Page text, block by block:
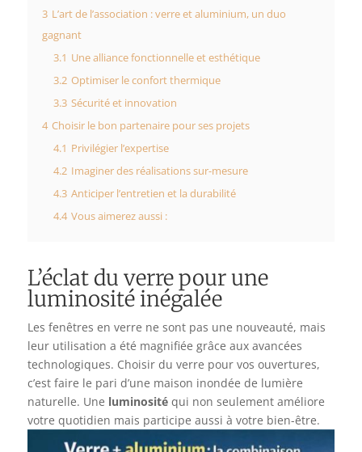
3 L’art de l’association : verre et aluminium, un duo
gagnant
3.1 Une alliance fonctionnelle et esthétique
3.2 Optimiser le confort thermique
3.3 Sécurité et innovation
4 Choisir le bon partenaire pour ses projets
4.1 Privilégier l’expertise
4.2 Imaginer des réalisations sur-mesure
4.3 Anticiper l’entretien et la durabilité
4.4 Vous aimerez aussi :
L’éclat du verre pour une
luminosité inégalée
Les fenêtres en verre ne sont pas une nouveauté, mais
leur utilisation a été magnifiée grâce aux avancées
technologiques. Choisir du verre pour vos ouvertures,
c’est faire le pari d’une maison inondée de lumière
naturelle. Une luminositéqui non seulement améliore
votre quotidien mais participe aussi à votre bien-être.